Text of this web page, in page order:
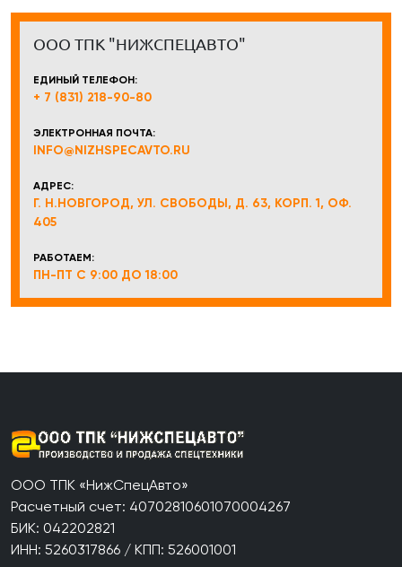
ООО ТПК "НИЖСПЕЦАВТО"
ЕДИНЫЙ ТЕЛЕФОН:
+ 7 (831) 218-90-80
ЭЛЕКТРОННАЯ ПОЧТА:
INFO@NIZHSPECAVTO.RU
АДРЕС:
Г. Н.НОВГОРОД, УЛ. СВОБОДЫ, Д. 63, КОРП. 1, ОФ.
405
РАБОТАЕМ:
ПН-ПТ С 9:00 ДО 18:00
ООО ТПК «НижСпецАвто»
Расчетный счет: 40702810601070004267
БИК: 042202821
ИНН: 5260317866 / КПП: 526001001